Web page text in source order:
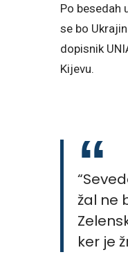
Po besedah
se bo
dopisnik
Kijevu.
žal ne
ker je